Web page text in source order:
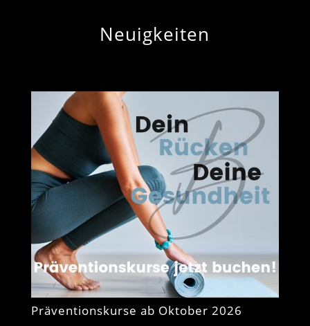
Neuigkeiten
Präventionskurse ab Oktober 2026